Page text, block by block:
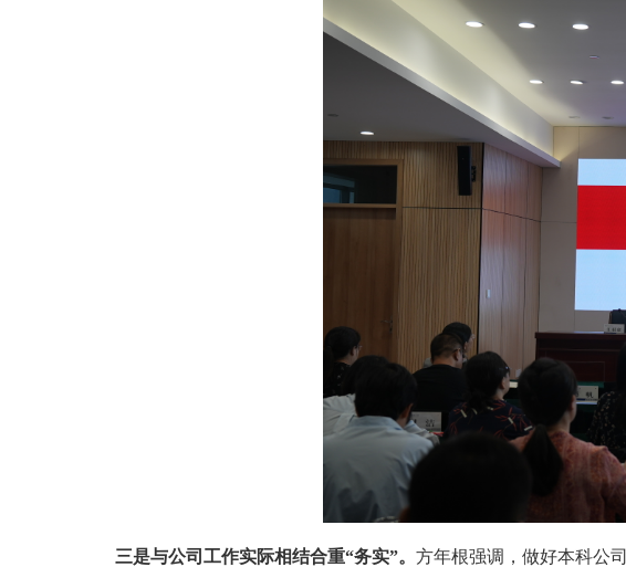
三是与公司工作实际相结合重“务实”。 方年根强调，做好本科公